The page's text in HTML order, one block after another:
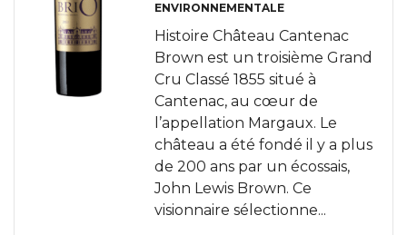
ENVIRONNEMENTALE
Histoire Château Cantenac
Brown est un troisième Grand
Cru Classé 1855 situé à
Cantenac, au cœur de
l’appellation Margaux. Le
château a été fondé il y a plus
de 200 ans par un écossais,
John Lewis Brown. Ce
visionnaire sélectionne...